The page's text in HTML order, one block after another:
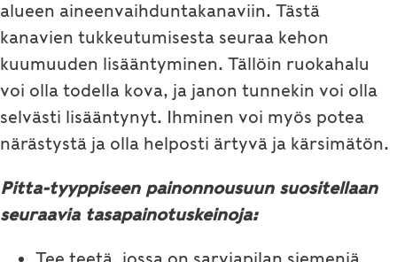
alueen aineenvaihduntakanaviin. Tästä
kanavien tukkeutumisesta seuraa kehon
kuumuuden lisääntyminen. Tällöin ruokahalu
voi olla todella kova, ja janon tunnekin voi olla
selvästi lisääntynyt. Ihminen voi myös potea
närästystä ja olla helposti ärtyvä ja kärsimätön.
Pitta-tyyppiseen painonnousuun suositellaan
seuraavia tasapainotuskeinoja: